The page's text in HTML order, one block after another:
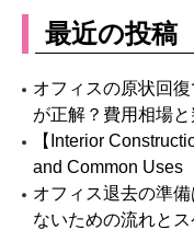
最近の投稿
オフィスの原状回
が正解？費用相場
【Interior
and Common Uses
オフィス退去の準
ないための流れと